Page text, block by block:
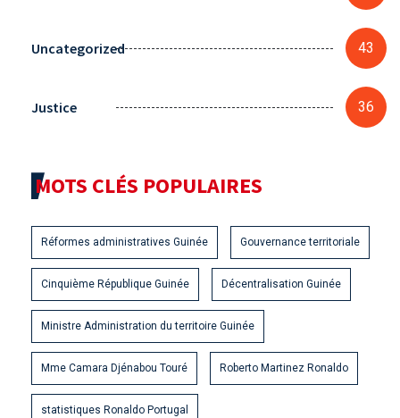
Uncategorized 43
Justice 36
MOTS CLÉS POPULAIRES
Réformes administratives Guinée Gouvernance territoriale
Cinquième République Guinée Décentralisation Guinée
Ministre Administration du territoire Guinée
Mme Camara Djénabou Touré Roberto Martinez Ronaldo
statistiques Ronaldo Portugal